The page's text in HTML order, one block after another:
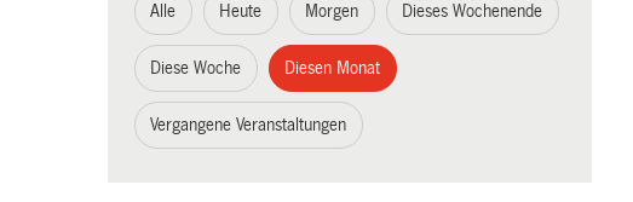
Alle Heute Morgen Dieses Wochenende
Diese Woche Diesen Monat
Vergangene Veranstaltungen